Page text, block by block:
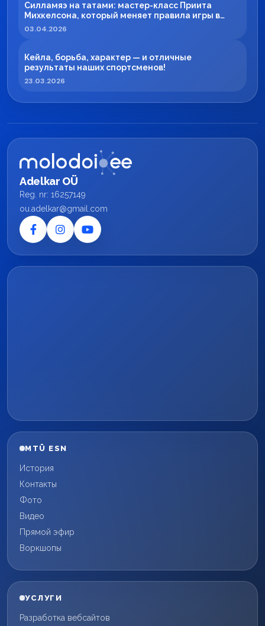
Силламяэ на татами: мастер-класс Приита
Михкелсона, который меняет правила игры в
регионе
03.04.2026
Кейла, борьба, характер — и отличные
результаты наших спортсменов!
23.03.2026
Adelkar OÜ
Reg. nr: 16257149
ou.adelkar@gmail.com
MTÜ ESN
История
Контакты
Фото
Видео
Прямой эфир
Воркшопы
УСЛУГИ
Разработка вебсайтов